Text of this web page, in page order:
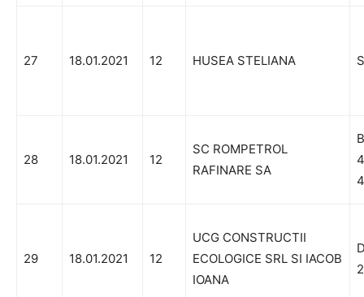
27 18.01.2021 12 HUSEA STELIANA
28 18.01.2021 12
SC ROMPETROL
RAFINARE SA
29 18.01.2021 12
UCG CONSTRUCTII
ECOLOGICE SRL SI IACOB
IOANA